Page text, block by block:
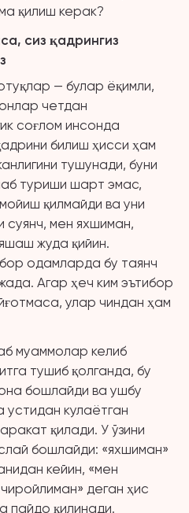
қилиш керак?
сиз қадрингиз
— булар ёқимли,
четдан
соғлом инсонда
билиш ҳисси ҳам
тушунади, буни
туриши шарт эмас,
қилмайди ва уни
суянч, мен яхшиман,
жуда қийин.
одамларда бу таянч
Агар ҳеч ким эътибор
улар чиндан ҳам
муаммолар келиб
тушиб қолганда, бу
бошлайди ва ушбу
кулаётган
қилади. У ўзини
бошлайди: «яхшиман»
кейин, «мен
деган ҳис
пайдо қилинади.